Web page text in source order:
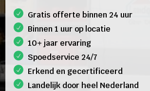
Gratis offerte binnen 24 uur
Binnen 1 uur op locatie
10+ jaar ervaring
Spoedservice 24/7
Erkend en gecertificeerd
Landelijk door heel Nederland